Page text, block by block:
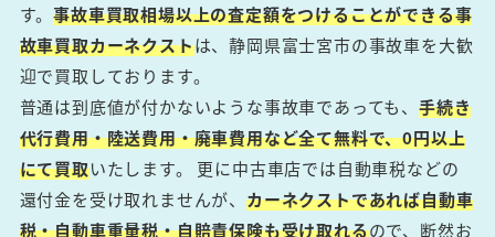
す。事故車買取相場以上の査定額をつけることができる事
故車買取カーネクストは、静岡県富士宮市の事故車を大歓
迎で買取しております。
普通は到底値が付かないような事故車であっても、手続き
代行費用・陸送費用・廃車費用など全て無料で、0円以上
にて買取いたします。 更に中古車店では自動車税などの
還付金を受け取れませんが、カーネクストであれば自動車
税・自動車重量税・自賠責保険も受け取れるので、断然お